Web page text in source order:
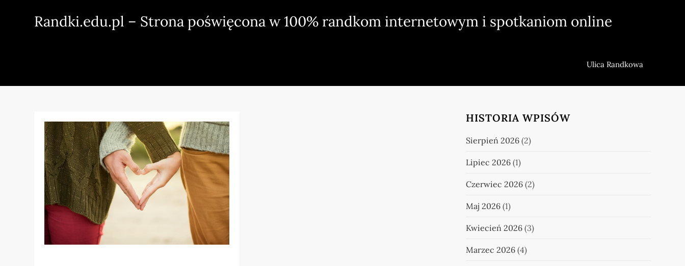
Randki.edu.pl – Strona poświęcona w 100% randkom internetowym i spotkaniom online
Ulica Randkowa
HISTORIA WPISÓW
Sierpień 2026(2)
Lipiec 2026(1)
Czerwiec 2026(2)
Maj 2026(1)
Kwiecień 2026(3)
Marzec 2026(4)